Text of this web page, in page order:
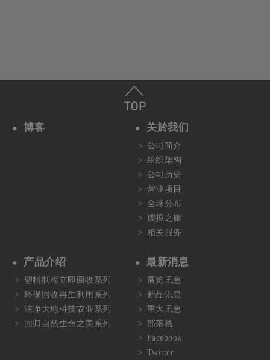
关於我们
公司简介
组织架构
公司历史
营业项目
全球分布
虚拟之旅
相关服务
产品介绍
塑料制程立即回收系列
环保回收再生利用系列
洁净大地科技农业系列
回归自然生命之美系列
最新消息
展览讯息
新品讯息
重大讯息
部落格
Facebook
Twitter
博客